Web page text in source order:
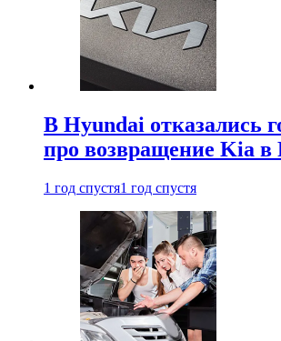
В Hyundai отказались
про возвращение Kia в
1 год спустя1 год спустя